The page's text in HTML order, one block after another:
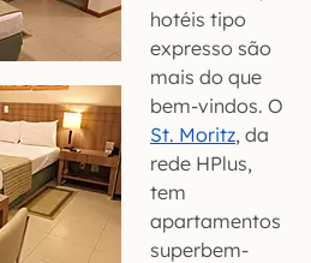
hotéis tipo
expresso são
mais do que
bem-vindos. O
St. Moritz, da
rede HPlus,
tem
apartamentos
superbem-